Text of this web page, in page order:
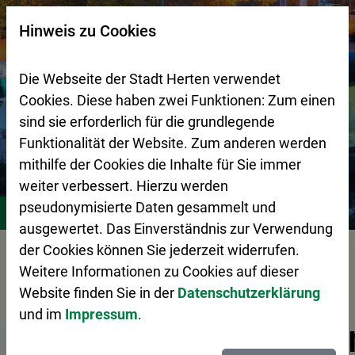
Zur Startseite (Schnelltaste 0)
Zum Seitenanfang springen (Schnelltaste A)
Zur Navigation/Menü springen (Schnelltaste M)
Zur Suche springen (Schnelltaste 8)
Zum Inhalt springen (Schnelltaste I)
Zum Fußbereich springen (Schnelltaste Z)
Stadtleben Veranstaltungskalender
Vorlesen
Suchseite mit Schnellsuche
Hinweis zu Cookies
Die Webseite der Stadt Herten verwendet
Cookies. Diese haben zwei Funktionen: Zum einen
sind sie erforderlich für die grundlegende
Funktionalität der Website. Zum anderen werden
mithilfe der Cookies die Inhalte für Sie immer
weiter verbessert. Hierzu werden
pseudonymisierte Daten gesammelt und
ausgewertet. Das Einverständnis zur Verwendung
der Cookies können Sie jederzeit widerrufen.
Weitere Informationen zu Cookies auf dieser
Website finden Sie in der Datenschutzerklärung
und im Impressum.